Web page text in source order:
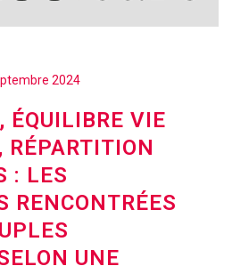
2024
ÉQUILIBRE VIE
RÉPARTITION
: LES
RENCONTRÉES
UNE